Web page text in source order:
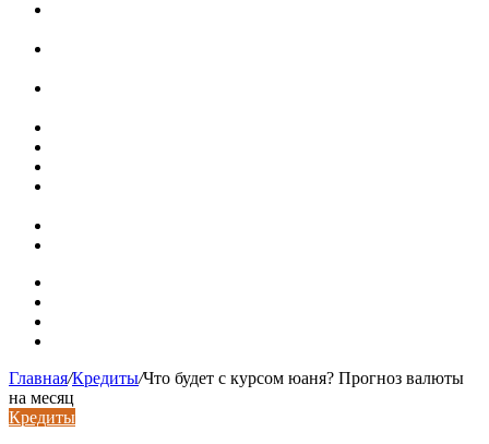
Главная/Кредиты/Что будет с курсом юаня? Прогноз валюты
на месяц
Кредиты